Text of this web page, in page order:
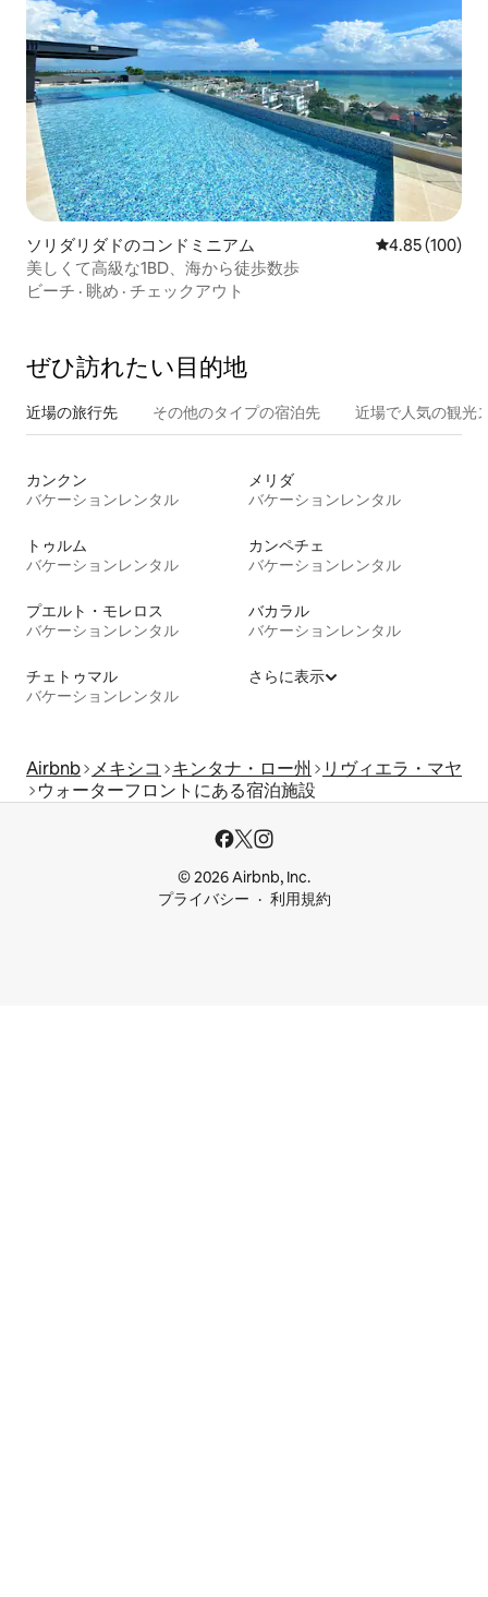
ソリダリダドのコンドミニアム レビュー100
4.85 (100)
美しくて高級な1BD、海から徒歩数歩
ビーチ · 眺め · チェックアウト
ぜひ訪⁠れ⁠た⁠い目⁠的⁠地
近場の旅行先 その他のタ⁠イ⁠プ⁠の宿⁠泊⁠先 近場で人気の観光
カンクン
バケーションレンタル
メリダ
バケーションレンタル
トゥルム
バケーションレンタル
カンペチェ
バケーションレンタル
プエルト・モレロス
バケーションレンタル
バカラル
バケーションレンタル
チェトゥマル
バケーションレンタル
さらに表示
Airbnb メキシコ キンタナ・ロー州
リヴィエラ・マヤ
ウォーターフロントにある宿泊施設
© 2026 Airbnb, Inc.
プライバシー
利用規約